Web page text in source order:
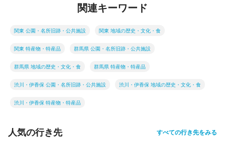
関連キーワード
関東 公園・名所旧跡・公共施設 関東 地域の歴史・文化・食
関東 特産物・特産品 群馬県 公園・名所旧跡・公共施設
群馬県 地域の歴史・文化・食 群馬県 特産物・特産品
渋川・伊香保 公園・名所旧跡・公共施設 渋川・伊香保 地域の歴史・文化・食
渋川・伊香保 特産物・特産品
人気の行き先 すべての行き先をみる